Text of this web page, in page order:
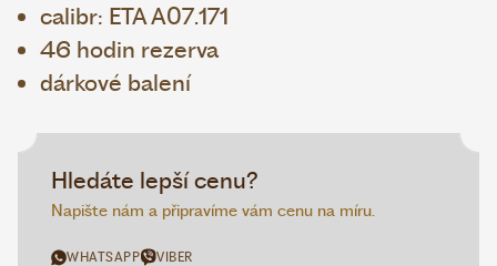
calibr: ETA A07.171
46 hodin rezerva
dárkové balení
Hledáte lepší cenu?
Napište nám a připravíme vám cenu na míru.
WHATSAPP VIBER